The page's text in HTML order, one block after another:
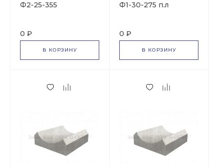
Ф2-25-355
0 ₽
В КОРЗИНУ
Ф1-30-275 п.л
0 ₽
В КОРЗИНУ